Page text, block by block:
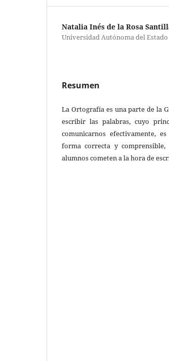
Natalia Inés de la Rosa
Universidad Autónoma del
Resumen
La Ortografía es una parte de la
escribir las palabras, cuyo
comunicarnos efectivamente,
forma correcta y
alumnos cometen a la hora de